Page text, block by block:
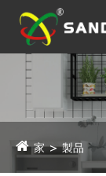
家 製品